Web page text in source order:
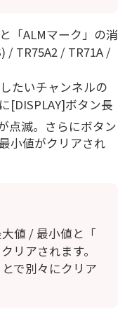
「ALMマーク」の消
/ TR75A2 / TR71A /
たいチャンネルの
[DISPLAY]ボタン長
点滅。さらにボタン
小値がクリアされ
値 / 最小値と「
リアされます。
で別々にクリア